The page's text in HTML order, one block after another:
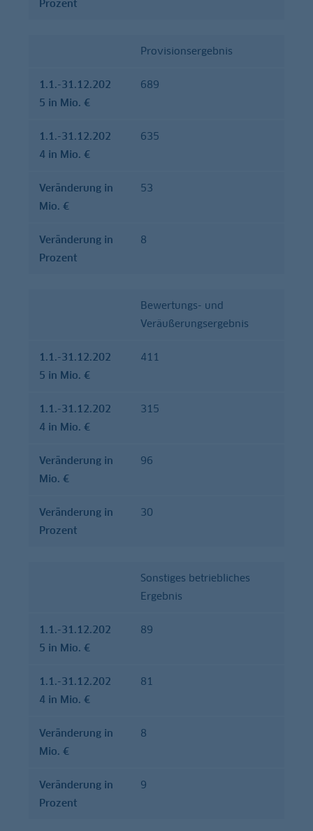
Prozent
Provisionsergebnis
1.1.-31.12.202
5 in Mio. €
689
1.1.-31.12.202
4 in Mio. €
635
Verände­rung in
Mio. €
53
Verände­rung in
Prozent
8
Bewertungs- und
Veräußerungsergebnis
1.1.-31.12.202
5 in Mio. €
411
1.1.-31.12.202
4 in Mio. €
315
Verände­rung in
Mio. €
96
Verände­rung in
Prozent
30
Sonstiges betriebliches
Ergebnis
1.1.-31.12.202
5 in Mio. €
89
1.1.-31.12.202
4 in Mio. €
81
Verände­rung in
Mio. €
8
Verände­rung in
Prozent
9